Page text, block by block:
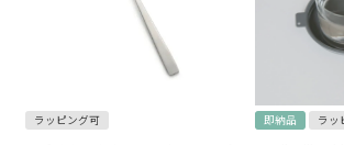
ラッピング可 即納品 ラッ